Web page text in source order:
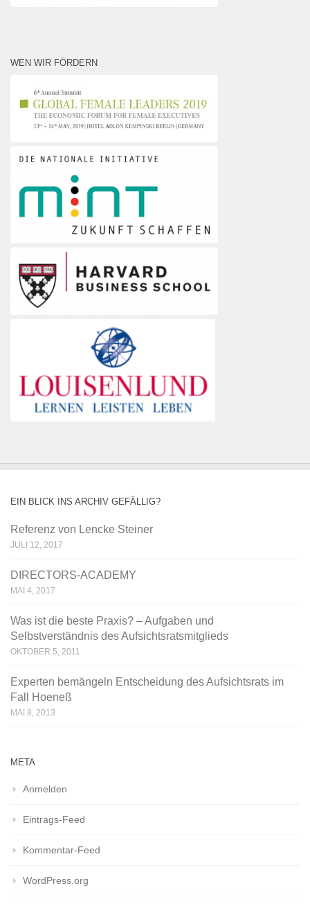
WEN WIR FÖRDERN
EIN BLICK INS ARCHIV GEFÄLLIG?
Referenz von Lencke Steiner
JULI 12, 2017
DIRECTORS-ACADEMY
MAI 4, 2017
Was ist die beste Praxis? – Aufgaben und
Selbstverständnis des Aufsichtsratsmitglieds
OKTOBER 5, 2011
Experten bemängeln Entscheidung des Aufsichtsrats im
Fall Hoeneß
MAI 8, 2013
META
Anmelden
Eintrags-Feed
Kommentar-Feed
WordPress.org